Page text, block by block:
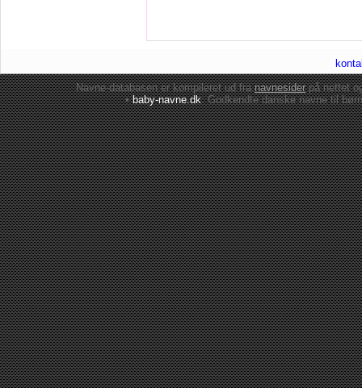
Navne-databasen er kompileret ud franavnesiderpå nettet
•baby-navne.dk: Godkendte danskenavne til børn